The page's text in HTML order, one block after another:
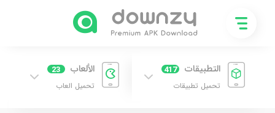
التطبيقات 417
تحميل تطبيقات
الألعاب 23
تحميل العاب